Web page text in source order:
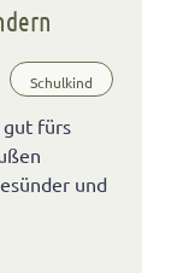
Schulkind
gut fürs
und